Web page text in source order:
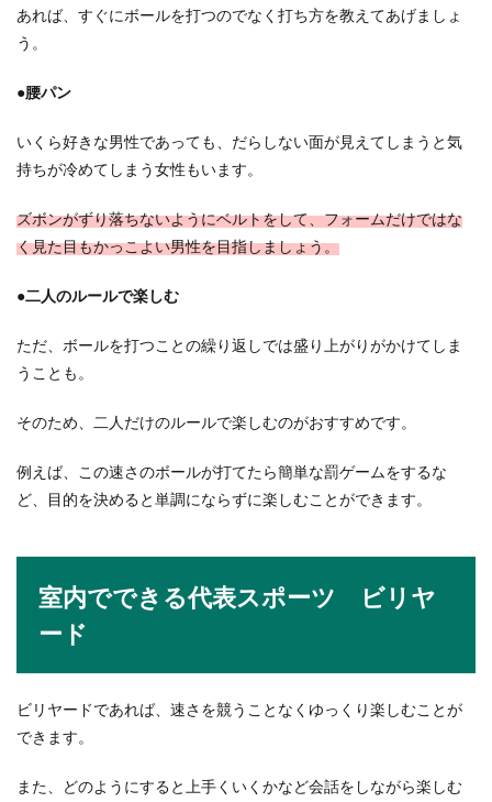
あれば、すぐにボールを打つのでなく打ち方を教えてあげましょ
う。
●腰パン
いくら好きな男性であっても、だらしない面が見えてしまうと気
持ちが冷めてしまう女性もいます。
ズボンがずり落ちないようにベルトをして、フォームだけではな
く見た目もかっこよい男性を目指しましょう。
●二人のルールで楽しむ
ただ、ボールを打つことの繰り返しでは盛り上がりがかけてしま
うことも。
そのため、二人だけのルールで楽しむのがおすすめです。
例えば、この速さのボールが打てたら簡単な罰ゲームをするな
ど、目的を決めると単調にならずに楽しむことができます。
室内でできる代表スポーツ ビリヤ
ード
ビリヤードであれば、速さを競うことなくゆっくり楽しむことが
できます。
また、どのようにすると上手くいくかなど会話をしながら楽しむ